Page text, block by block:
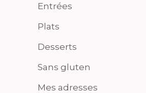
Entrées
Plats
Desserts
Sans gluten
Mes adresses